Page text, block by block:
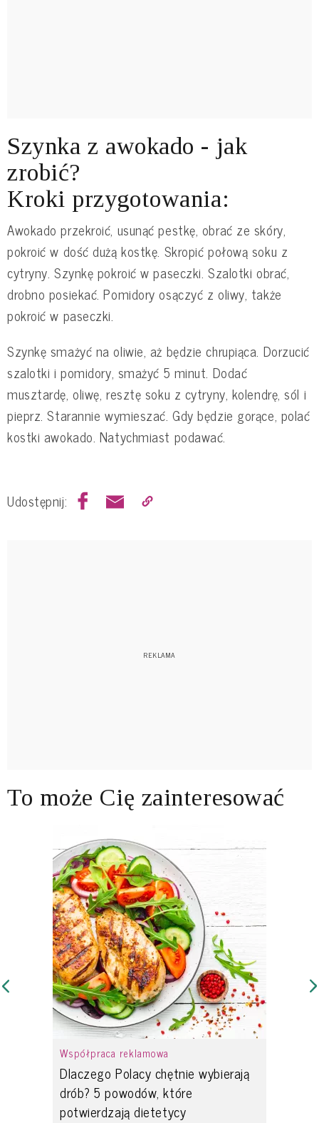
Szynka z awokado - jak
zrobić?
Kroki przygotowania:
Awokado przekroić, usunąć pestkę, obrać ze skóry,
pokroić w dość dużą kostkę. Skropić połową soku z
cytryny. Szynkę pokroić w paseczki. Szalotki obrać,
drobno posiekać. Pomidory osączyć z oliwy, także
pokroić w paseczki.
Szynkę smażyć na oliwie, aż będzie chrupiąca. Dorzucić
szalotki i pomidory, smażyć 5 minut. Dodać
musztardę, oliwę, resztę soku z cytryny, kolendrę, sól i
pieprz. Starannie wymieszać. Gdy będzie gorące, polać
kostki awokado. Natychmiast podawać.
Udostępnij:
To może Cię zainteresować
Współpraca reklamowa
Dlaczego Polacy chętnie wybierają
drób? 5 powodów, które
potwierdzają dietetycy